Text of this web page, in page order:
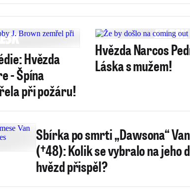
Hvězda
- Špína
při požáru!
Hvězda Narcos
Láska s mužem!
Sbírka po smrti „Dawsona“
(†48): Kolik se vybralo na jeho
hvězd přispěl?